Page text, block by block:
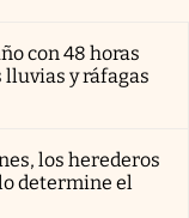
con 48 horas
y ráfagas
los herederos
determine el